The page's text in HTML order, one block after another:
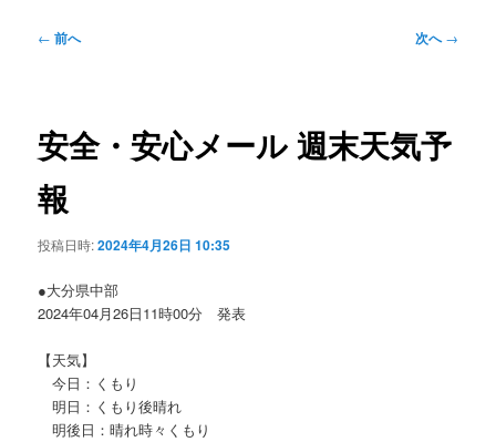
投
ゲ
ー
ョ
ン
← 前へ 次へ→
安全・安心メール 週末天気予
報
投稿日時:2024年4月26日 10:35
●大分県中部
2024年04月26日11時00分 発表
【天気】
今日：くもり
明日：くもり後晴れ
明後日：晴れ時々くもり